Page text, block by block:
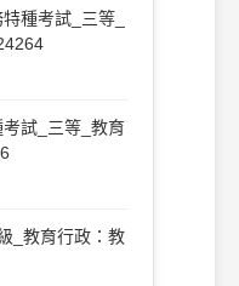
種考試_三等_
試_三等_教育
_教育行政：教